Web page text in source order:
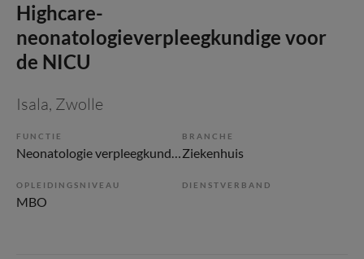
Highcare-
neonatologieverpleegkundige voor
de NICU
Isala, Zwolle
FUNCTIE
Neonatologie verpleegkundige
BRANCHE
Ziekenhuis
OPLEIDINGSNIVEAU
MBO
DIENSTVERBAND